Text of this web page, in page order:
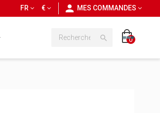
personnMES COMMANDES
€
FR
 0